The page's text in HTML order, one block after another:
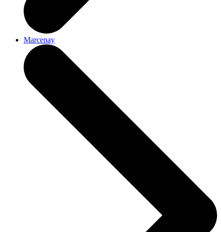
Marcenay